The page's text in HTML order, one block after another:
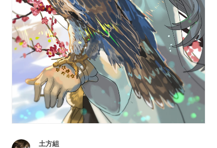
土方組